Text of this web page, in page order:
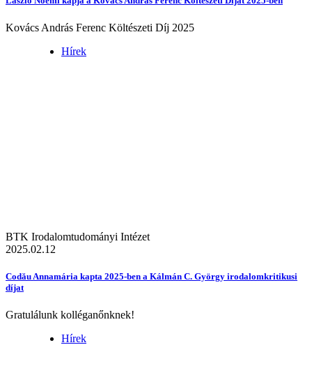
Kovács András Ferenc Költészeti Díj 2025
Hírek
BTK Irodalomtudományi Intézet
2025.02.12
Codău Annamária kapta 2025-ben a Kálmán C. György irodalomkritikusi
díjat
Gratulálunk kolléganőnknek!
Hírek